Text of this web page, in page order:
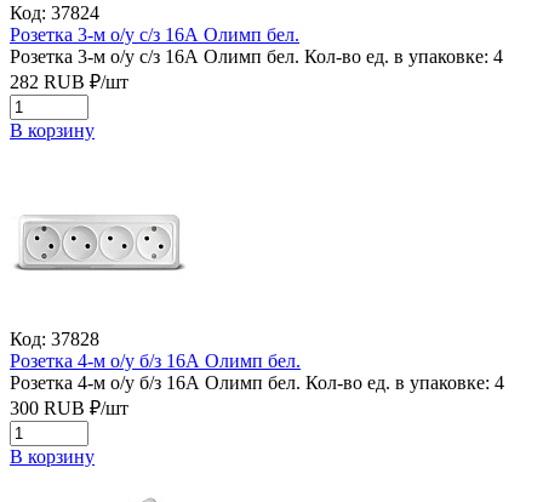
Код: 37824
Розетка 3-м о/у с/з 16А Олимп бел.
Розетка 3-м о/у с/з 16А Олимп бел. Кол-во ед. в упаковке: 4
282 RUB ₽/шт
В корзину
Код: 37828
Розетка 4-м о/у б/з 16А Олимп бел.
Розетка 4-м о/у б/з 16А Олимп бел. Кол-во ед. в упаковке: 4
300 RUB ₽/шт
В корзину